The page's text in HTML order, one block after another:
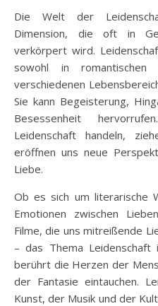
Die Welt der Leidenschaft ist eine faszinierende
Dimension, die oft in
verkörpert wird.
sowohl in
verschiedenen
Sie kann Begeisterung,
Besessenheit
Leidenschaft handeln,
eröffnen uns neue
Liebe.
Ob es sich um literarische
Emotionen zwischen
Filme, die uns mitreißende
– das Thema
berührt die Herzen der
der Fantasie eintauchen.
Kunst, der Musik und der